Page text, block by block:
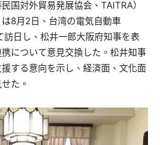
国対外貿易発展協会、TAITRA）
8月2日、台湾の電気自動車
訪日し、松井一郎大阪府知事を表
について意見交換した。松井知事
する意向を示し、経済面、文化面
た。